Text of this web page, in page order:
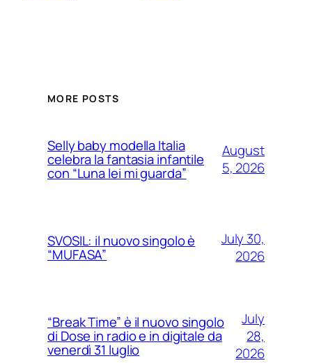
MORE POSTS
Selly baby modella Italia
celebra la fantasia infantile
con “Luna lei mi guarda”
August
5, 2026
SVOSIL: il nuovo singolo è
“MUFASA”
July 30,
2026
“Break Time” è il nuovo singolo
di Dose in radio e in digitale da
venerdì 31 luglio
July
28,
2026